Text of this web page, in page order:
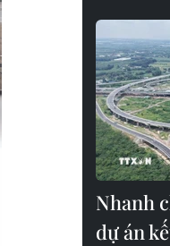
Nhanh
dự án